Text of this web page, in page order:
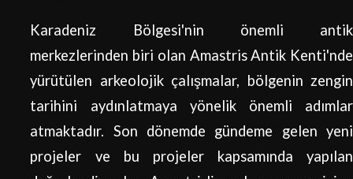
Karadeniz Bölgesi'nin önemli antik
merkezlerinden biri olan Amastris Antik Kenti'nde
yürütülen arkeolojik çalışmalar, bölgenin zengin
tarihini aydınlatmaya yönelik önemli adımlar
atmaktadır. Son dönemde gündeme gelen yeni
projeler ve bu projeler kapsamında yapılan